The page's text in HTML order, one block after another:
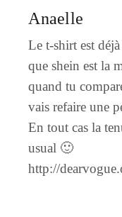
Anaelle
Le t-shirt est
que shein est la
quand tu
vais refaire une
En tout cas la
usual 🙂
http://